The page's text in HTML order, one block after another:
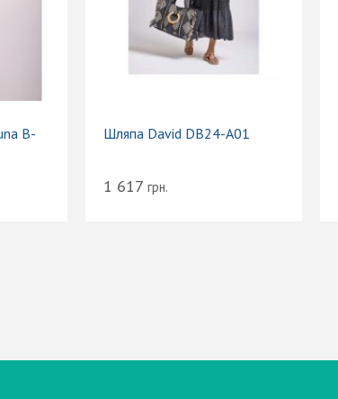
B-
Шляпа David DB24-A01
1 617 грн.